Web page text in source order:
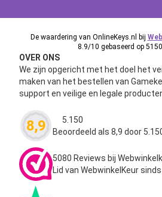
De waardering van OnlineKeys.nl bij
8.9/10 gebaseerd op
OVER ONS
We zijn opgericht met het doel het
maken van het bestellen van
support en veilige en legale
8,9 Waardering
5.150
Beoordeeld als 8,9 door
5080 Reviews bij
Lid van WebwinkelKeur